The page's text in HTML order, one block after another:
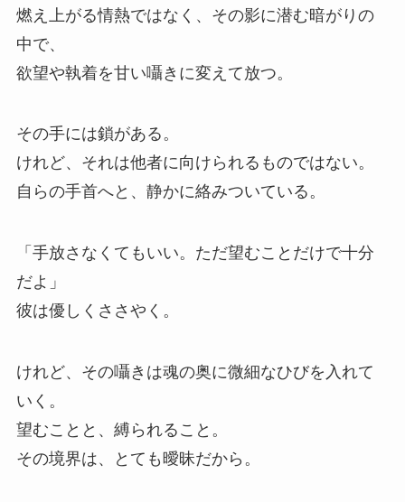
燃え上がる情熱ではなく、その影に潜む暗がりの
中で、
欲望や執着を甘い囁きに変えて放つ。
その手には鎖がある。
けれど、それは他者に向けられるものではない。
自らの手首へと、静かに絡みついている。
「手放さなくてもいい。ただ望むことだけで十分
だよ」
彼は優しくささやく。
けれど、その囁きは魂の奥に微細なひびを入れて
いく。
望むことと、縛られること。
その境界は、とても曖昧だから。